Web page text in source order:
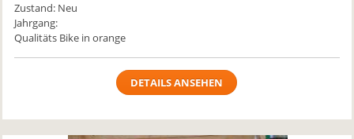
Zustand: Neu
Jahrgang:
Qualitäts Bike in orange
DETAILS ANSEHEN